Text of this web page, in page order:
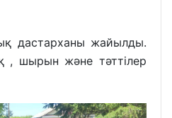
дастарханы жайылды.
, шырын және тәттілер